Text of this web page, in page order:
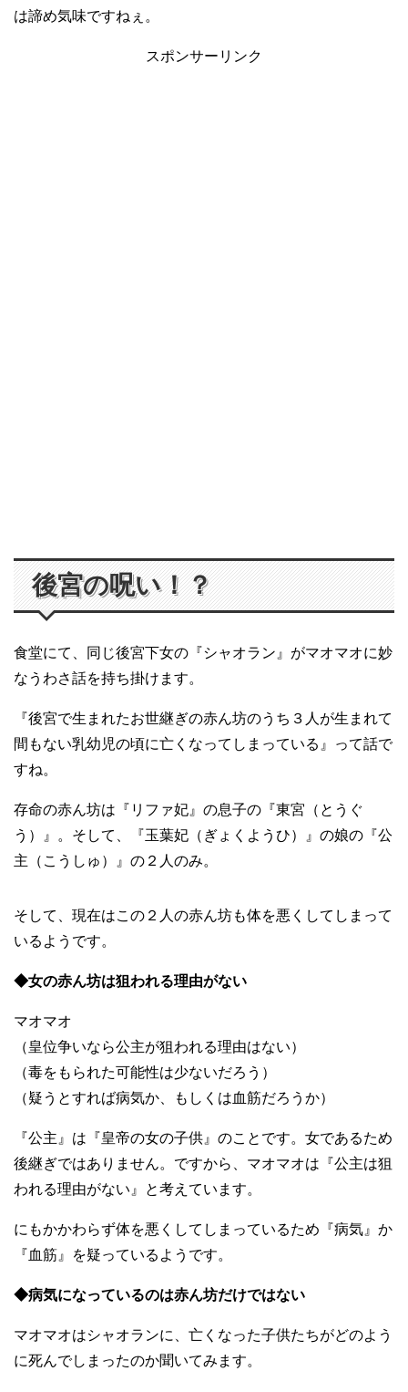
は諦め気味ですねぇ。
スポンサーリンク
後宮の呪い！？
食堂にて、同じ後宮下女の『シャオラン』がマオマオに妙
なうわさ話を持ち掛けます。
『後宮で生まれたお世継ぎの赤ん坊のうち３人が生まれて
間もない乳幼児の頃に亡くなってしまっている』って話で
すね。
存命の赤ん坊は『リファ妃』の息子の『東宮（とうぐ
う）』。そして、『玉葉妃（ぎょくようひ）』の娘の『公
主（こうしゅ）』の２人のみ。
そして、現在はこの２人の赤ん坊も体を悪くしてしまって
いるようです。
◆女の赤ん坊は狙われる理由がない
マオマオ
（皇位争いなら公主が狙われる理由はない）
（毒をもられた可能性は少ないだろう）
（疑うとすれば病気か、もしくは血筋だろうか）
『公主』は『皇帝の女の子供』のことです。女であるため
後継ぎではありません。ですから、マオマオは『公主は狙
われる理由がない』と考えています。
にもかかわらず体を悪くしてしまっているため『病気』か
『血筋』を疑っているようです。
◆病気になっているのは赤ん坊だけではない
マオマオはシャオランに、亡くなった子供たちがどのよう
に死んでしまったのか聞いてみます。